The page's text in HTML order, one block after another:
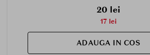
20 lei
17 lei
ADAUGA IN COS